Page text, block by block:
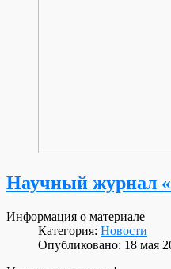
Научный журнал
Информация о материале
Категория: Новости
Опубликовано: 18 мая